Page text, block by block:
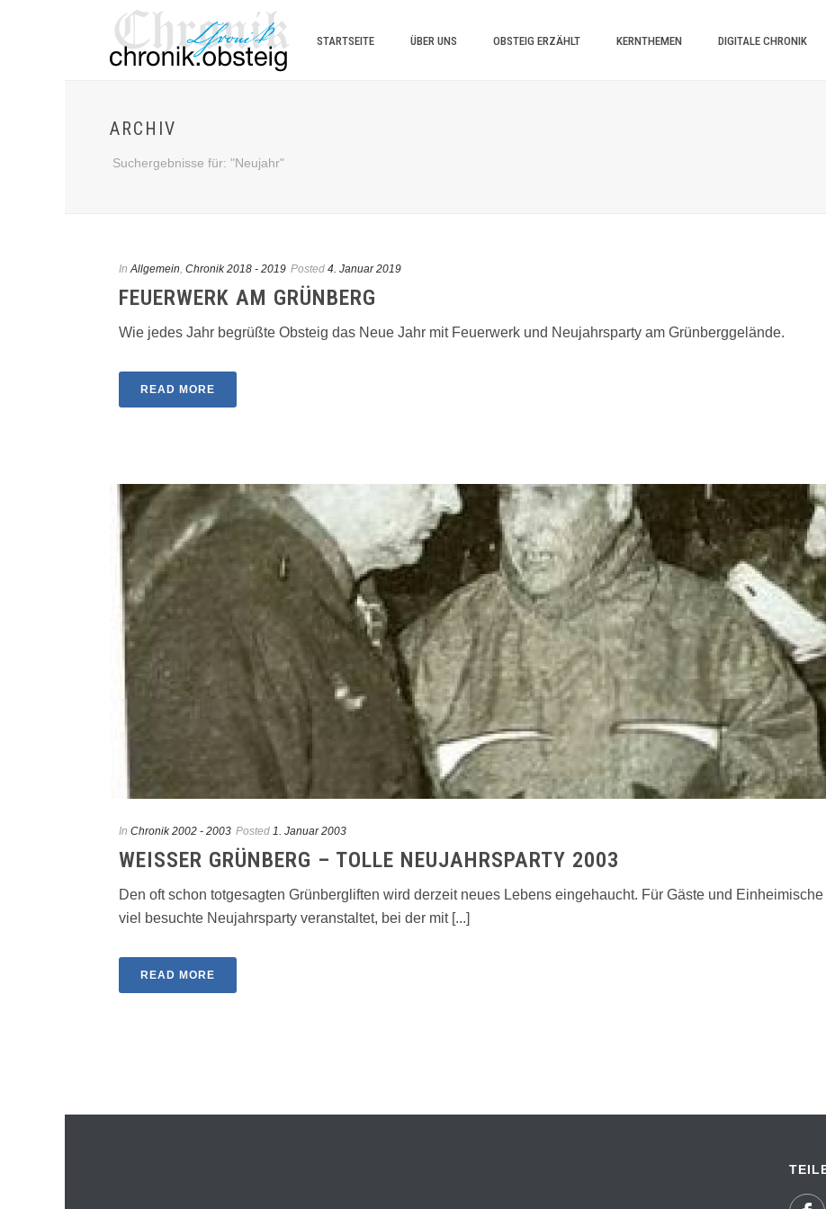
STARTSEITE ÜBER UNS OBSTEIG ERZÄHLT KERNTHEMEN DIGITALE CHRONIK
ARCHIV
Suchergebnisse für: "Neujahr"
In Allgemein, Chronik 2018 - 2019 Posted 4. Januar 2019
FEUERWERK AM GRÜNBERG
Wie jedes Jahr begrüßte Obsteig das Neue Jahr mit Feuerwerk und Neujahrsparty am Grünberggelände.
READ MORE
In Chronik 2002 - 2003 Posted 1. Januar 2003
WEISSER GRÜNBERG – TOLLE NEUJAHRSPARTY 2003
Den oft schon totgesagten Grünbergliften wird derzeit neues Lebens eingehaucht. Für Gäste und
viel besuchte Neujahrsparty veranstaltet, bei der mit [...]
READ MORE